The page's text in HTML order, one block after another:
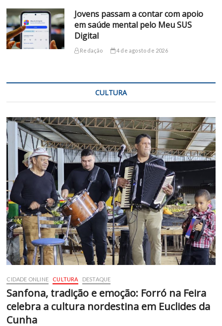
Jovens passam a contar com apoio
em saúde mental pelo Meu SUS
Digital
Redação 4 de agosto de 2026
CULTURA
CIDADE ONLINE CULTURA DESTAQUE
Sanfona, tradição e emoção: Forró na Feira
celebra a cultura nordestina em Euclides da
Cunha